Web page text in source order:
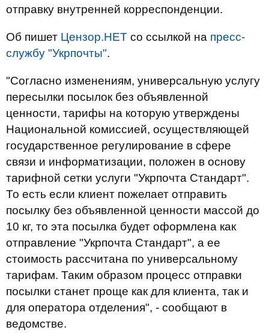
отправку внутренней корреспонденции.
Об пишет Цензор.НЕТ со ссылкой на пресс-
службу "Укрпочты".
"Согласно изменениям, универсальную услугу
пересылки посылок без объявленной
ценности, тарифы на которую утверждены
Национальной комиссией, осуществляющей
государственное регулирование в сфере
связи и информатизации, положен в основу
тарифной сетки услуги "Укрпочта Стандарт".
То есть если клиент пожелает отправить
посылку без объявленной ценности массой до
10 кг, то эта посылка будет оформлена как
отправление "Укрпочта Стандарт", а ее
стоимость рассчитана по универсальному
тарифам. Таким образом процесс отправки
посылки станет проще как для клиента, так и
для оператора отделения", - сообщают в
ведомстве.